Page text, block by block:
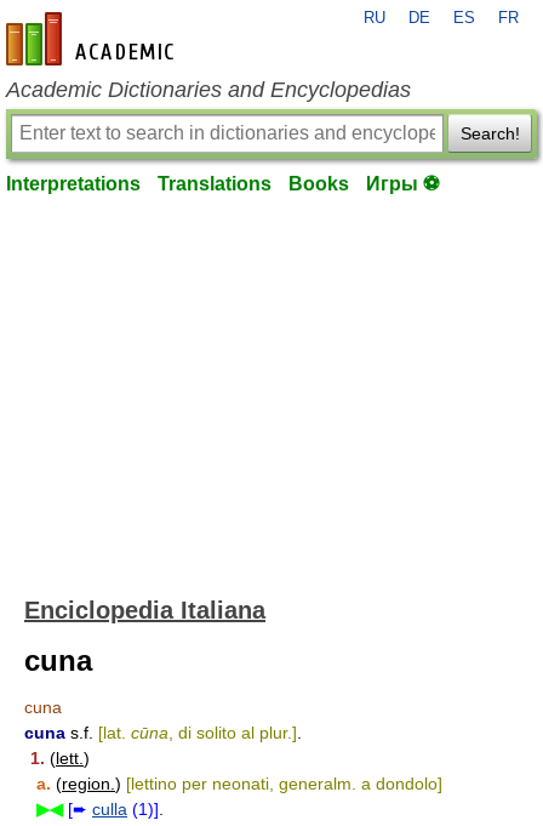
en-academic.com
RU DE ES FR
Academic Dictionaries and Encyclopedias
Search!
Interpretations Translations Books Игры ⚽
Enciclopedia Italiana
cuna
cuna
cuna s.f. [lat. cūna , di solito al plur.]
1. (lett. )
a. (region. ) [lettino per neonati, generalm. a dondolo]
▶◀ [➨ culla (1)]